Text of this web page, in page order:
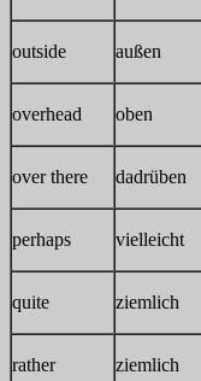
outside außen
overhead oben
over there dadrüben
perhaps vielleicht
quite ziemlich
rather ziemlich